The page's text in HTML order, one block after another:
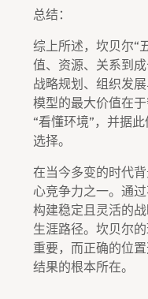
总结：
综上所述，坎贝尔“
值、资源、关系到
战略规划、组织发
模型的最大价值在
“看懂环境”，并据
选择。
在当今多变的时代
心竞争力之一。通
构建稳定且灵活的
生涯路径。坎贝尔
重要，而正确的位
结果的根本所在。